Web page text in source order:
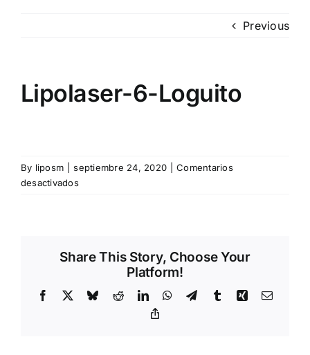
Previous
Lipolaser-6-Loguito
By liposm septiembre 24, 2020
Comentarios
desactivadosen
Share This Story, Choose Your
Platform!
Facebook BlueskyRedditLinkedInWhatsApp
TelegramTumblrXing Email